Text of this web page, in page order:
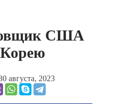
США
августа, 2023